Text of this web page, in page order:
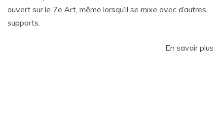
ouvert sur le 7e Art, même lorsqu’il se mixe avec d’autres
supports.
En savoir plus